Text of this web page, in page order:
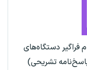
دستگاه‌های